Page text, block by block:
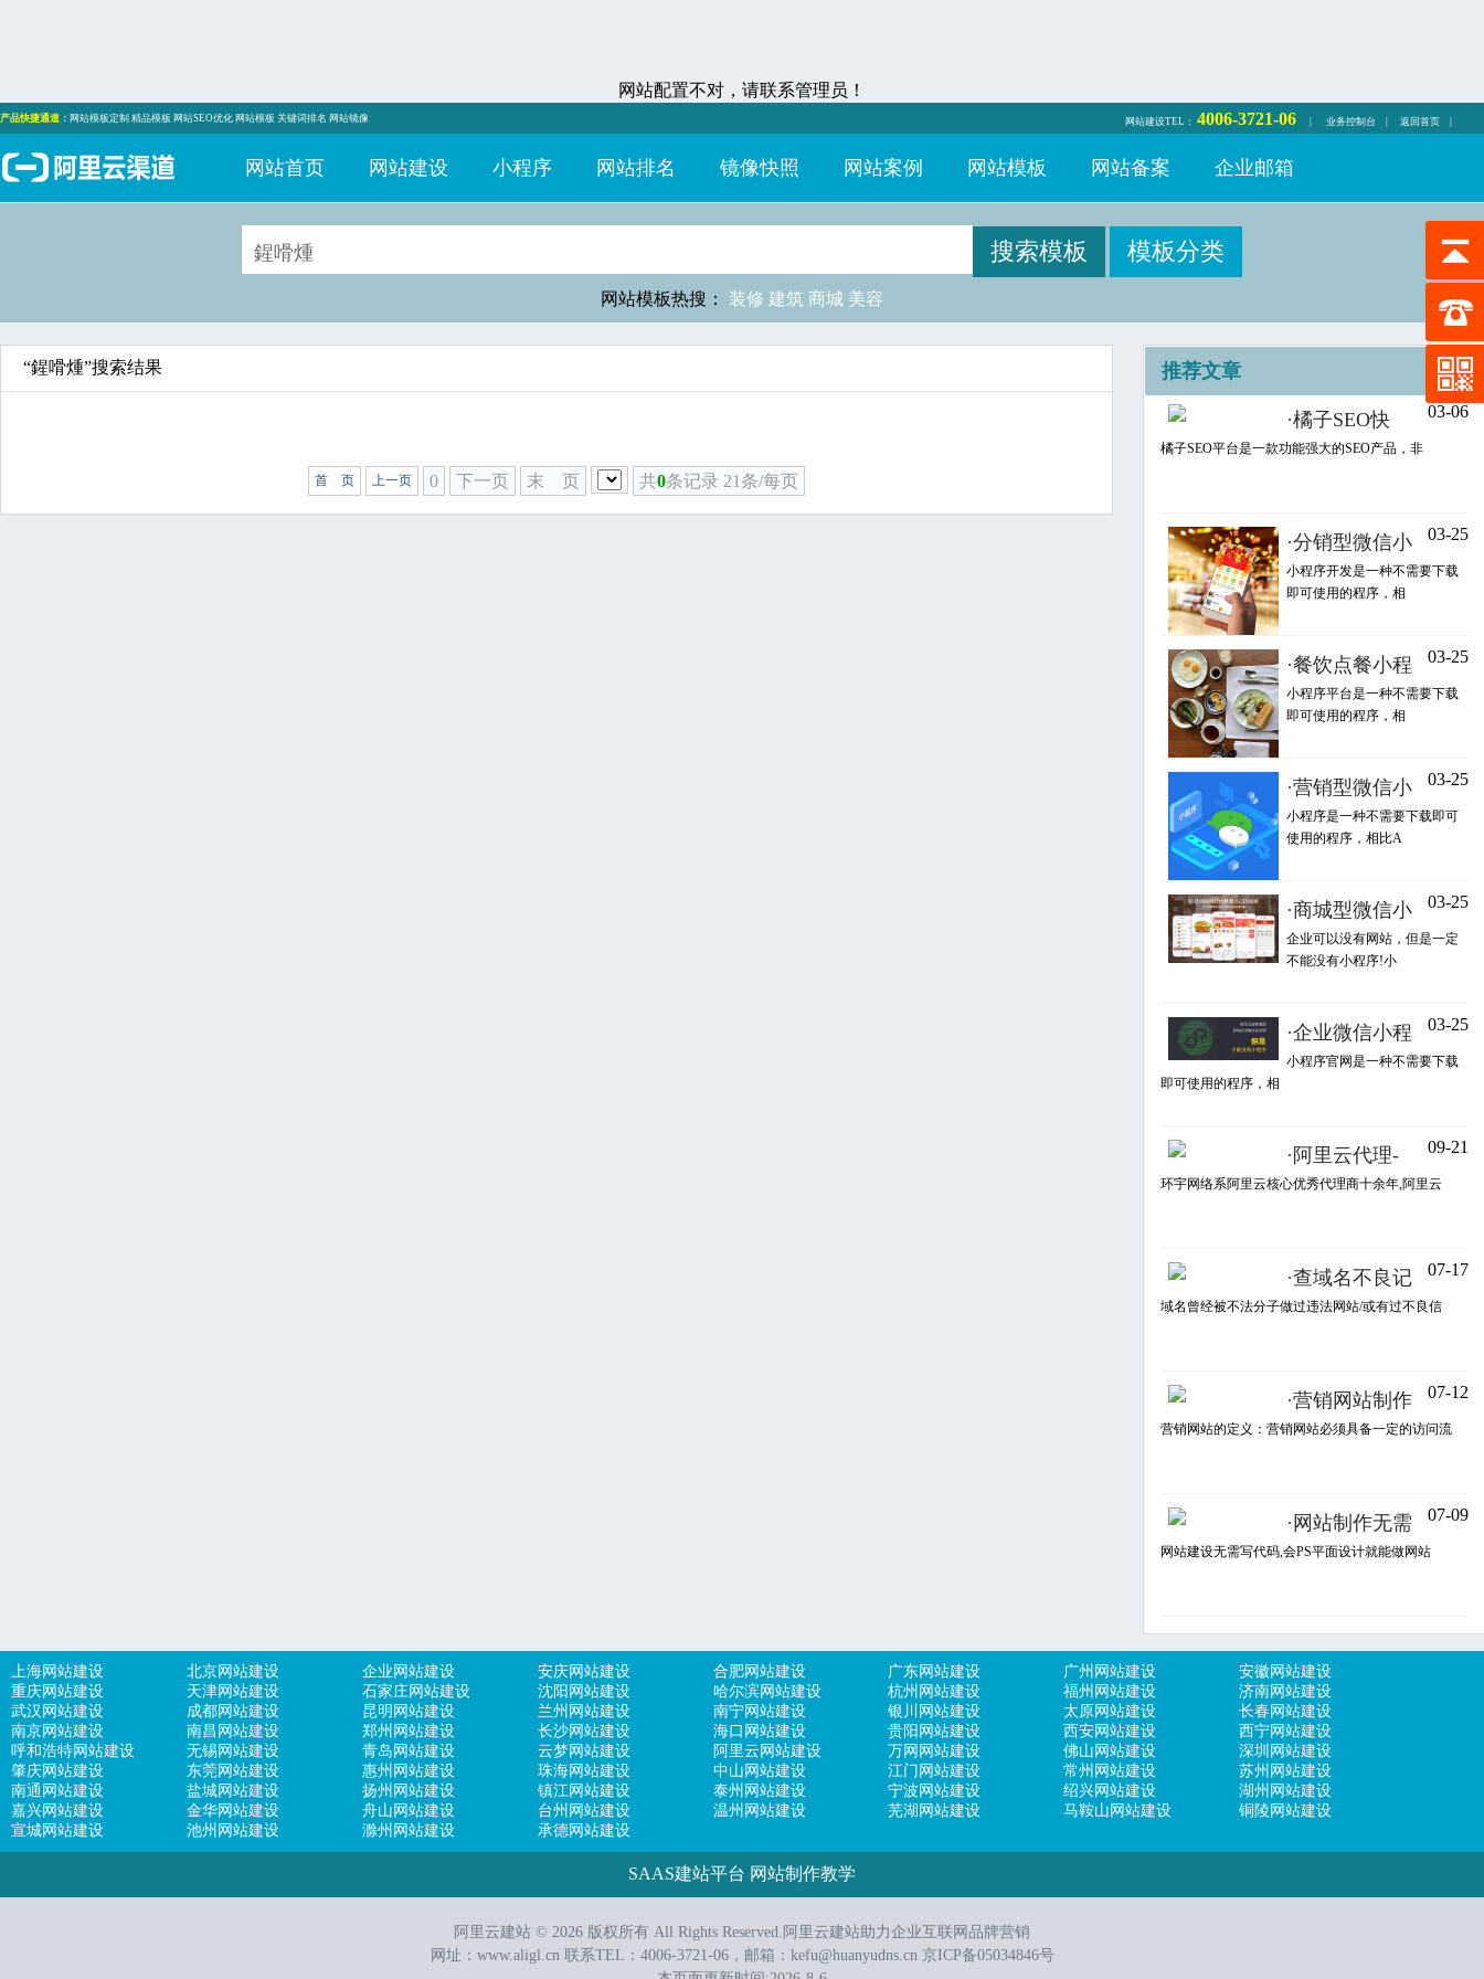
网站配置不对，请联系管理员！
产品快捷通道： 网站模板定制 精品模板 网站SEO优化 网站模板 关键词排名 网站镜像 网站建设TEL： 4006-3721-06 业务控制台 返回首页
网站首页 网站建设 小程序 网站排名 镜像快照 网站案例 网站模板 网站备案 企业邮箱
网站模板热搜： 装修 建筑 商城 美容
“鍟嗗煄”搜索结果
首 页 上一页 0 下一页 末 页 共0条记录 21条/每页
推荐文章
03-06
·橘子SEO快
橘子SEO平台是一款功能强大的SEO产品，非
03-25
·分销型微信小
小程序开发是一种不需要下载
即可使用的程序，相
03-25
·餐饮点餐小程
小程序平台是一种不需要下载
即可使用的程序，相
03-25
·营销型微信小
小程序是一种不需要下载即可
使用的程序，相比A
03-25
·商城型微信小
企业可以没有网站，但是一定
不能没有小程序!小
03-25
·企业微信小程
小程序官网是一种不需要下载
即可使用的程序，相
09-21
· 阿里云代理-
环宇网络系阿里云核心优秀代理商十余年,阿里云
07-17
·查域名不良记
域名曾经被不法分子做过违法网站/或有过不良信
07-12
·营销网站制作
营销网站的定义：营销网站必须具备一定的访问流
07-09
· 网站制作无需
网站建设无需写代码,会PS平面设计就能做网站
上海网站建设 北京网站建设 企业网站建设 安庆网站建设 合肥网站建设 广东网站建设 广州网站建设
安徽网站建设
重庆网站建设
天津网站建设 石家庄网站建设 沈阳网站建设 哈尔滨网站建设 杭州网站建设 福州网站建设
济南网站建设
武汉网站建设
成都网站建设 昆明网站建设 兰州网站建设 南宁网站建设 银川网站建设 太原网站建设
长春网站建设
南京网站建设
南昌网站建设 郑州网站建设 长沙网站建设 海口网站建设 贵阳网站建设 西安网站建设
西宁网站建设
呼和浩特网站建设
无锡网站建设 青岛网站建设 云梦网站建设 阿里云网站建设 万网网站建设 佛山网站建设
深圳网站建设
肇庆网站建设
东莞网站建设 惠州网站建设 珠海网站建设 中山网站建设 江门网站建设 常州网站建设
苏州网站建设
南通网站建设
盐城网站建设 扬州网站建设 镇江网站建设 泰州网站建设 宁波网站建设 绍兴网站建设
湖州网站建设
嘉兴网站建设
金华网站建设 舟山网站建设 台州网站建设 温州网站建设 芜湖网站建设 马鞍山网站建设
铜陵网站建设
宣城网站建设
池州网站建设 滁州网站建设 承德网站建设
SAAS建站平台 网站制作教学
阿里云建站 © 2026 版权所有 All Rights Reserved. 阿里云建站助力企业互联网品牌营销
网址： www.aligl.cn联系TEL：4006-3721-06，邮箱：kefu@huanyudns.cn 京ICP备05034846号